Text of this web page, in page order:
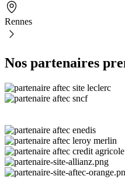
Rennes
Nos partenaires